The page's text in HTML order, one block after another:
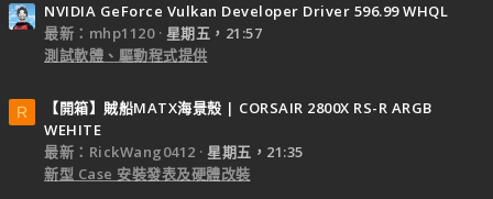
NVIDIA GeForce Vulkan Developer Driver 596.99 WHQL
最新：mhp1120
星期五，21:57
測試軟體、驅動程式提供
R
【開箱】賊船MATX海景殼 | CORSAIR 2800X RS-R ARGB
WEHITE
最新：RickWang0412
星期五，21:35
新型 Case 安裝發表及硬體改裝